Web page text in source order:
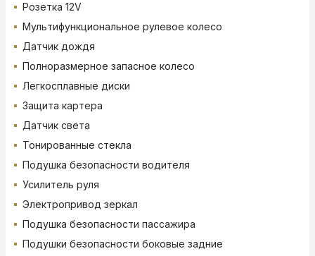
Розетка 12V
Мультифункциональное рулевое колесо
Датчик дождя
Полноразмерное запасное колесо
Легкосплавные диски
Защита картера
Датчик света
Тонированные стекла
Подушка безопасности водителя
Усилитель руля
Электропривод зеркал
Подушка безопасности пассажира
Подушки безопасности боковые задние